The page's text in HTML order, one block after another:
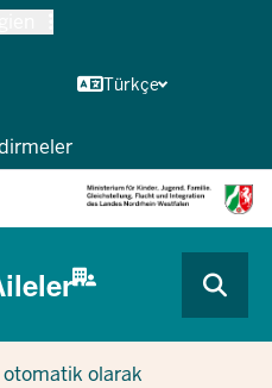
Türkçe
IÇINBELEDIYELER IÇIN
otomatik olarak